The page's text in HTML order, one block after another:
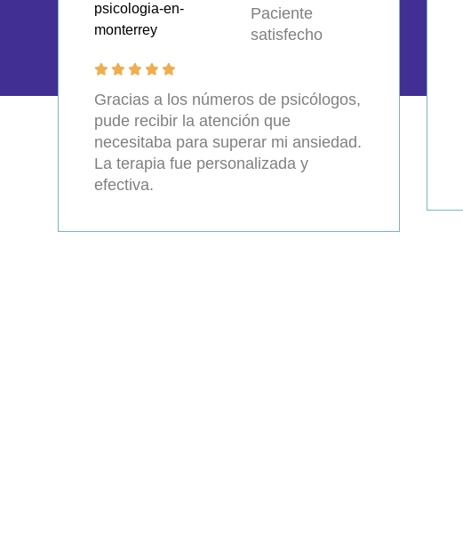
Paciente
satisfecho
Gracias a los números de psicólogos,
pude recibir la atención que
necesitaba para superar mi ansiedad.
La terapia fue personalizada y
efectiva.